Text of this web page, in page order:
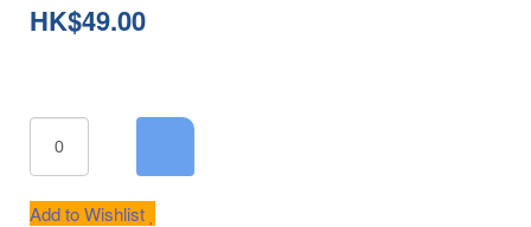
HK$49.00
Add to Wishlist